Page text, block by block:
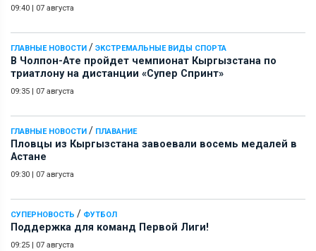
09:40 | 07 августа
ГЛАВНЫЕ НОВОСТИ / ЭКСТРЕМАЛЬНЫЕ ВИДЫ СПОРТА
В Чолпон-Ате пройдет чемпионат Кыргызстана по
триатлону на дистанции «Супер Спринт»
09:35 | 07 августа
ГЛАВНЫЕ НОВОСТИ / ПЛАВАНИЕ
Пловцы из Кыргызстана завоевали восемь медалей в
Астане
09:30 | 07 августа
СУПЕРНОВОСТЬ / ФУТБОЛ
Поддержка для команд Первой Лиги!
09:25 | 07 августа